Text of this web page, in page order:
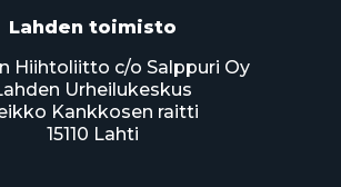
Lahden toimisto
Hiihtoliitto c/o Salppuri Oy
Urheilukeskus
Kankkosen raitti
15110 Lahti